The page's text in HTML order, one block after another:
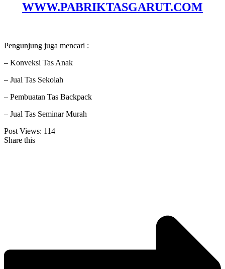
WWW.PABRIKTASGARUT.COM
Pengunjung juga mencari :
– Konveksi Tas Anak
– Jual Tas Sekolah
– Pembuatan Tas Backpack
– Jual Tas Seminar Murah
Post Views: 114
Share this